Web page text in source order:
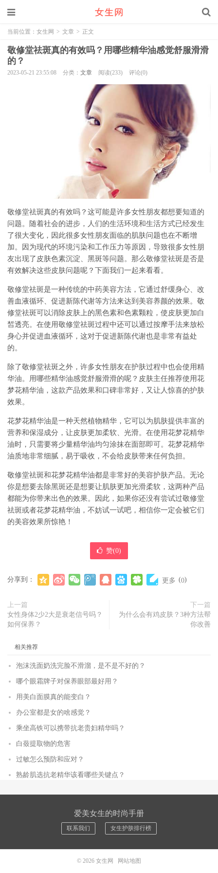
当前位置： 女生网 > 文章 > 正文
敬修堂祛斑真的有效吗？用哪些精华油感觉舒服滑滑
的？
2023-05-21 23:55:08 分类： 文章 阅读(233) 评论(0)
敬修堂祛斑真的有效吗？这可能是许多女性朋友都想要知道的
问题。随着社会的进步，人们的生活环境和生活方式已经发生
了很大变化，因此很多女性朋友面临的肌肤问题也在不断增
加。因为现代的环境污染和工作压力等原因，导致很多女性朋
友出现了皮肤色素沉淀、黑斑等问题。那么敬修堂祛斑是否是
有效解决这些皮肤问题呢？下面我们一起来看看。
敬修堂祛斑是一种传统的中药美容方法，它通过舒缓身心、改
善血液循环、促进新陈代谢等方法来达到美容养颜的效果。敬
修堂祛斑可以消除皮肤上的黑色素和色素颗粒，使皮肤更加白
皙透亮。在使用敬修堂祛斑过程中还可以通过按摩手法来放松
身心并促进血液循环，这对于促进新陈代谢也是非常有益处
的。
除了敬修堂祛斑之外，许多女性朋友在护肤过程中也会使用精
华油。用哪些精华油感觉舒服滑滑的呢？皮肤主任推荐使用花
梦花精华油，这款产品效果和口碑非常好，又让人惊喜的护肤
效果。
花梦花精华油是一种天然植物精华，它可以为肌肤提供丰富的
营养和保湿成分，让皮肤更加柔软、光滑。在使用花梦花精华
油时，只需要将少量精华油均匀涂抹在面部即可。花梦花精华
油质地非常细腻，易于吸收，不会给皮肤带来任何负担。
敬修堂祛斑和花梦花精华油都是非常好的美容护肤产品。无论
你是想要去除黑斑还是想要让肌肤更加光滑柔软，这两种产品
都能为你带来出色的效果。因此，如果你还没有尝试过敬修堂
祛斑或者花梦花精华油，不妨试一试吧，相信你一定会被它们
的美容效果所惊艳！
赞(0)
分享到： 更多 (0)
上一篇
女性身体2少2大是衰老信号吗？
如何保养？
下一篇
为什么会有鸡皮肤？3种方法帮
你改善
相关推荐
泡沫洗面奶洗完脸不滑溜，是不是不好的？
哪个眼霜牌子对保养眼部最好用？
用美白面膜真的能变白？
办公室都是女的啥感觉？
乘坐高铁可以携带抗老贵妇精华吗？
白蔹提取物的危害
过敏怎么预防和应对？
熟龄肌选抗老精华该看哪些关键点？
爱美女生的时尚手册
联系我们 女生护肤排行榜
© 2026 女生网 网站地图